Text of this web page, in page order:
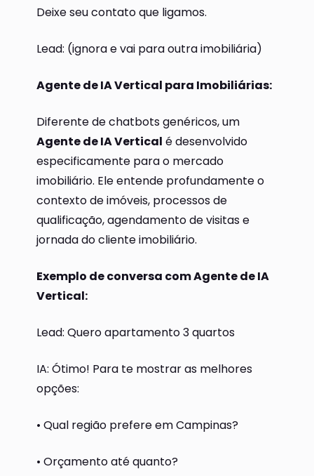
Deixe seu contato que ligamos.
Lead: (ignora e vai para outra imobiliária)
Agente de IA Vertical para Imobiliárias:
Diferente de chatbots genéricos, um
Agente de IA Vertical é desenvolvido
especificamente para o mercado
imobiliário. Ele entende profundamente o
contexto de imóveis, processos de
qualificação, agendamento de visitas e
jornada do cliente imobiliário.
Exemplo de conversa com Agente de IA
Vertical:
Lead: Quero apartamento 3 quartos
IA: Ótimo! Para te mostrar as melhores
opções:
• Qual região prefere em Campinas?
• Orçamento até quanto?